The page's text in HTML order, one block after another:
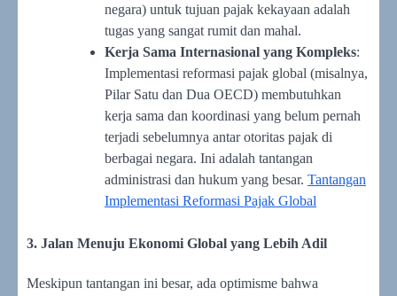
negara) untuk tujuan pajak kekayaan adalah
tugas yang sangat rumit dan mahal.
Kerja Sama Internasional yang Kompleks:
Implementasi reformasi pajak global (misalnya,
Pilar Satu dan Dua OECD) membutuhkan
kerja sama dan koordinasi yang belum pernah
terjadi sebelumnya antar otoritas pajak di
berbagai negara. Ini adalah tantangan
administrasi dan hukum yang besar. Tantangan
Implementasi Reformasi Pajak Global
3. Jalan Menuju Ekonomi Global yang Lebih Adil
Meskipun tantangan ini besar, ada optimisme bahwa